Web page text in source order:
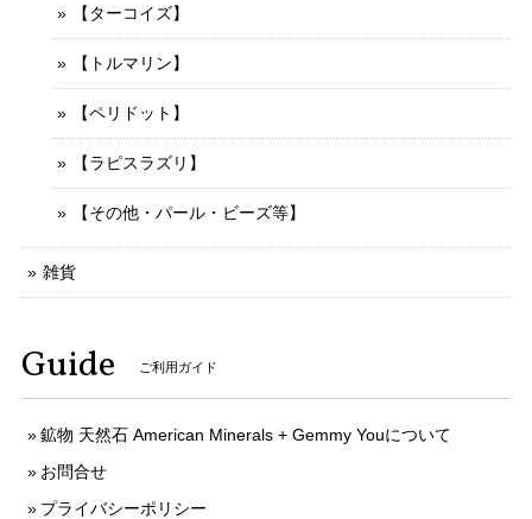
【ターコイズ】
【トルマリン】
【ペリドット】
【ラピスラズリ】
【その他・パール・ビーズ等】
雑貨
Guide ご利用ガイド
鉱物 天然石 American Minerals + Gemmy Youについて
お問合せ
プライバシーポリシー